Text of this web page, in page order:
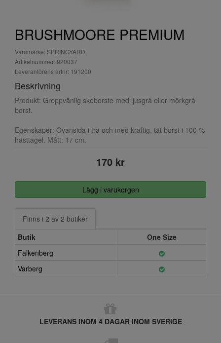
BRUSHMOORE PREMIUM
Varumärke: SPRINGYARD
Artikelnummer: 920037
Leverantörens artnr: 191200
Beskrivning
Produkt: Greppvänlig skoborste med ljusgrå eller mörkgrå
borst.
Egenskaper: Ovansida i trä och med kraftig, tät borst i 100 %
hästtagel. Mått: 17 cm.
170 kr
Lägg i varukorgen
Finns i 2 av 2 butiker
Butik
One Size
Falkenberg
Varberg
LEVERANS INOM 4 DAGAR INOM SVERIGE